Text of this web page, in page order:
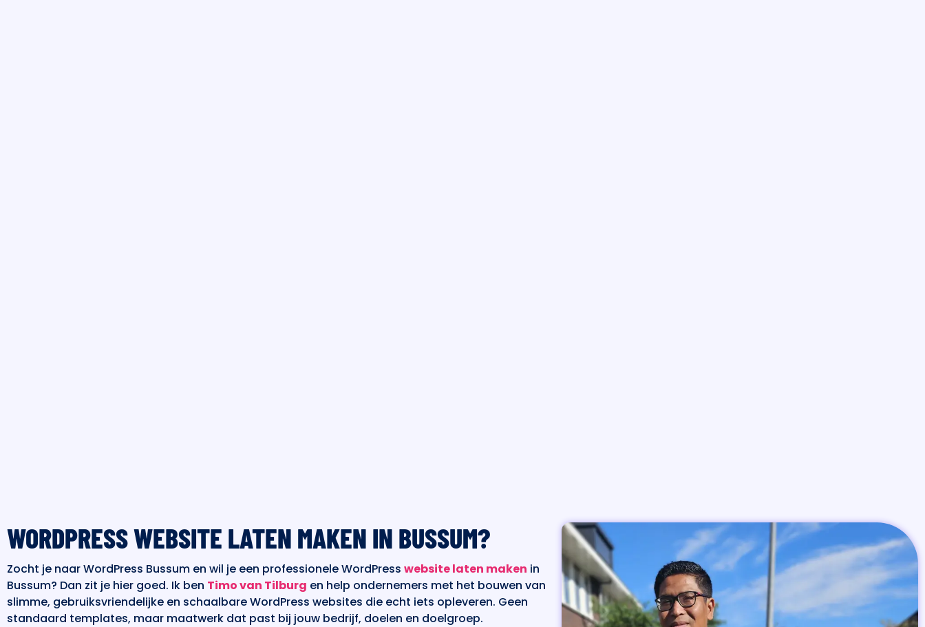
WORDPRESS WEBSITE LATEN MAKEN IN BUSSUM?
Zocht je naar WordPress Bussum en wil je een professionele WordPress website laten maken in
Bussum? Dan zit je hier goed. Ik ben Timo van Tilburg en help ondernemers met het bouwen van
slimme, gebruiksvriendelijke en schaalbare WordPress websites die echt iets opleveren. Geen
standaard templates, maar maatwerk dat past bij jouw bedrijf, doelen en doelgroep.